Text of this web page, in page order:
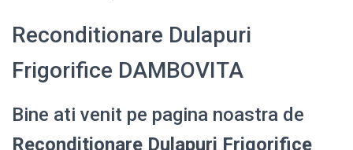
Reconditionare Dulapuri
Frigorifice DAMBOVITA
Bine ati venit pe pagina noastra de
Reconditionare Dulapuri Frigorifice